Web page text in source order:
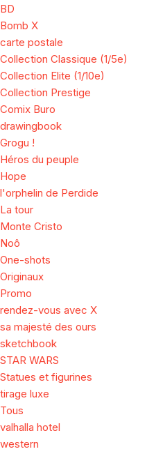
BD
Bomb X
carte postale
Collection Classique (1/5e)
Collection Elite (1/10e)
Collection Prestige
Comix Buro
drawingbook
Grogu !
Héros du peuple
Hope
l'orphelin de Perdide
La tour
Monte Cristo
Noô
One-shots
Originaux
Promo
rendez-vous avec X
sa majesté des ours
sketchbook
STAR WARS
Statues et figurines
tirage luxe
Tous
valhalla hotel
western